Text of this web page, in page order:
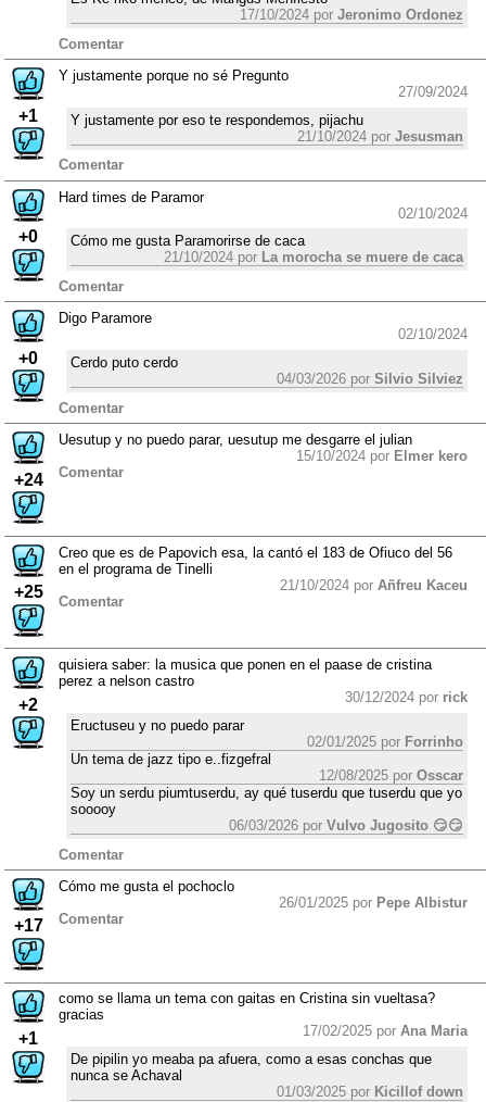
17/10/2024 por Jeronimo Ordonez
Comentar
+1
Y justamente porque no sé Pregunto
27/09/2024
Y justamente por eso te respondemos, pijachu
21/10/2024 por Jesusman
Comentar
+0
Hard times de Paramor
02/10/2024
Cómo me gusta Paramorirse de caca
21/10/2024 por La morocha se muere de caca
Comentar
+0
Digo Paramore
02/10/2024
Cerdo puto cerdo
04/03/2026 por Silvio Silviez
Comentar
+24
Uesutup y no puedo parar, uesutup me desgarre el julian
15/10/2024 por Elmer kero
Comentar
+25
Creo que es de Papovich esa, la cantó el 183 de Ofiuco del 56
en el programa de Tinelli
21/10/2024 por Añfreu Kaceu
Comentar
+2
quisiera saber: la musica que ponen en el paase de cristina
perez a nelson castro
30/12/2024 por rick
Eructuseu y no puedo parar
02/01/2025 por Forrinho
Un tema de jazz tipo e..fizgefral
12/08/2025 por Osscar
Soy un serdu piumtuserdu, ay qué tuserdu que tuserdu que yo
sooooy
06/03/2026 por Vulvo Jugosito 😏😏
Comentar
+17
Cómo me gusta el pochoclo
26/01/2025 por Pepe Albistur
Comentar
+1
como se llama un tema con gaitas en Cristina sin vueltasa?
gracias
17/02/2025 por Ana Maria
De pipilin yo meaba pa afuera, como a esas conchas que
nunca se Achaval
01/03/2025 por Kicillof down